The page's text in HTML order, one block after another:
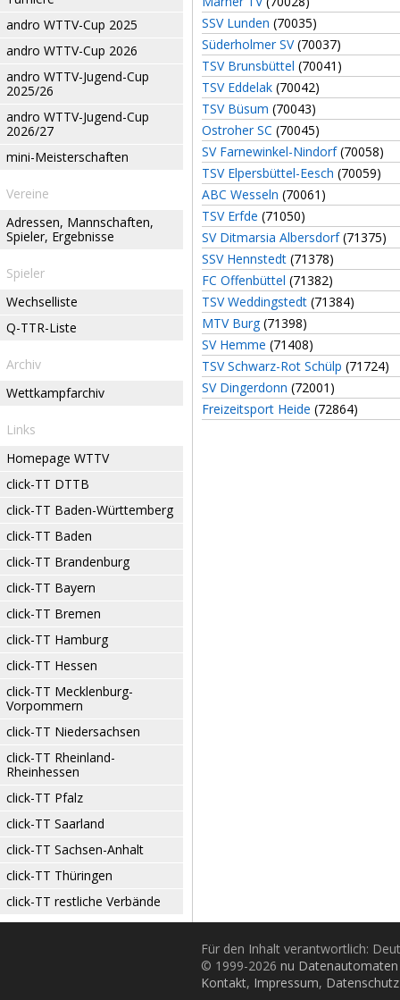
andro WTTV-Cup 2025
andro WTTV-Cup 2026
andro WTTV-Jugend-Cup
2025/26
andro WTTV-Jugend-Cup
2026/27
mini-Meisterschaften
Vereine
Adressen, Mannschaften,
Spieler, Ergebnisse
Spieler
Wechselliste
Q-TTR-Liste
Archiv
Wettkampfarchiv
Links
Homepage WTTV
click-TT DTTB
click-TT Baden-Württemberg
click-TT Baden
click-TT Brandenburg
click-TT Bayern
click-TT Bremen
click-TT Hamburg
click-TT Hessen
click-TT Mecklenburg-
Vorpommern
click-TT Niedersachsen
click-TT Rheinland-
Rheinhessen
click-TT Pfalz
click-TT Saarland
click-TT Sachsen-Anhalt
click-TT Thüringen
click-TT restliche Verbände
SSV Lunden (70035)
Süderholmer SV(70037)
TSV Brunsbüttel (70041)
TSV Eddelak (70042)
TSV Büsum (70043)
Ostroher SC (70045)
SV Farnewinkel-Nindorf(70058)
TSV Elpersbüttel-Eesch (70059)
ABC Wesseln (70061)
TSV Erfde (71050)
SV Ditmarsia Albersdorf(71375)
SSV Hennstedt (71378)
FC Offenbüttel (71382)
TSV Weddingstedt (71384)
MTV Burg (71398)
SV Hemme (71408)
TSV Schwarz-Rot Schülp (71724)
SV Dingerdonn (72001)
Freizeitsport Heide (72864)
Für den Inhalt verantwortlich:
© 1999-2026 nu
Kontakt, Impressum, Datenschutz